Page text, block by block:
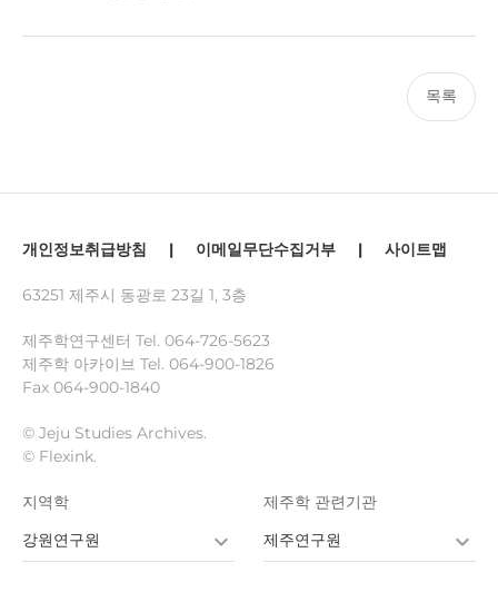
목록
개인정보취급방침 | 이메일무단수집거부 | 사이트맵
63251 제주시 동광로 23길 1, 3층
제주학연구센터 Tel. 064-726-5623
제주학 아카이브 Tel. 064-900-1826
Fax 064-900-1840
© Jeju Studies Archives.
© Flexink.
지역학
강원연구원
제주학 관련기관
제주연구원